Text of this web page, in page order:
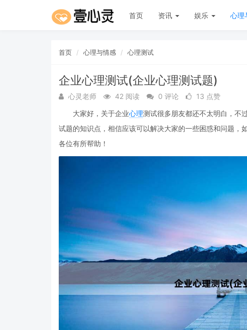
首页 资讯 娱乐 心理
首页 心理与情感 心理测试
企业心理测试(企业心理测试题)
心灵老师 42 阅读 0 评论
13 点赞
大家好，关于企业心理测试很多朋友都还不太明白，不
试题的知识点，相信应该可以解决大家的一些困惑和问题
各位有所帮助！